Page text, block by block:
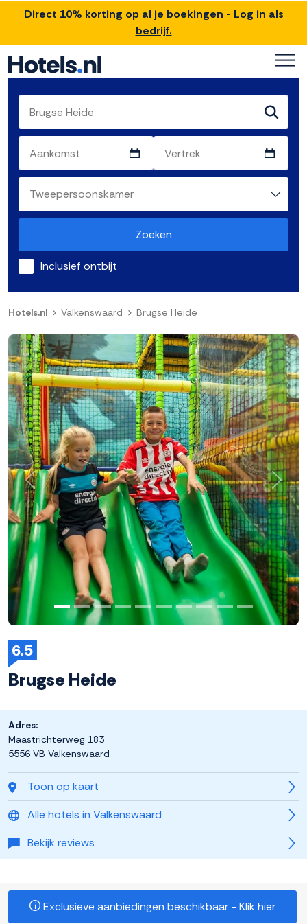
Direct 10% korting op al je boekingen - Log in als
bedrijf.
Zoeken
Inclusief ontbijt
Hotels.nl Valkenswaard Brugse Heide
6.5
Brugse Heide
Toon op kaart
Alle hotels in Valkenswaard
Bekijk reviews
Adres:
Maastrichterweg 183
5556 VB Valkenswaard
Exclusieve aanbiedingen beschikbaar - Klik hier